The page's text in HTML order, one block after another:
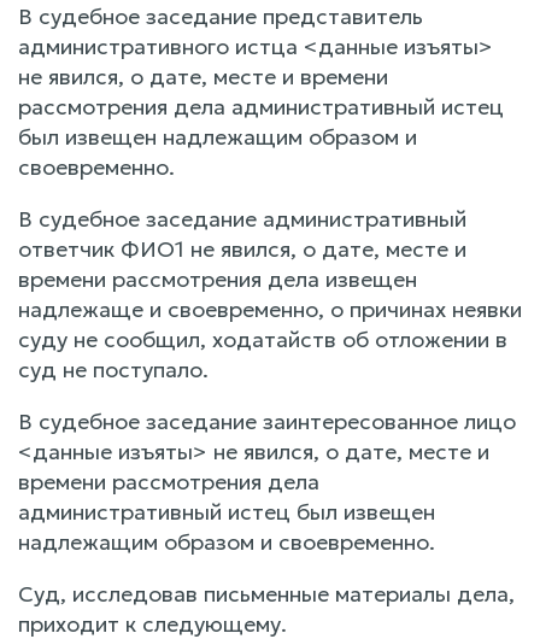
В судебное заседание представитель
административного истца <данные изъяты>
не явился, о дате, месте и времени
рассмотрения дела административный истец
был извещен надлежащим образом и
своевременно.
В судебное заседание административный
ответчик ФИО1 не явился, о дате, месте и
времени рассмотрения дела извещен
надлежаще и своевременно, о причинах неявки
суду не сообщил, ходатайств об отложении в
суд не поступало.
В судебное заседание заинтересованное лицо
<данные изъяты> не явился, о дате, месте и
времени рассмотрения дела
административный истец был извещен
надлежащим образом и своевременно.
Суд, исследовав письменные материалы дела,
приходит к следующему.